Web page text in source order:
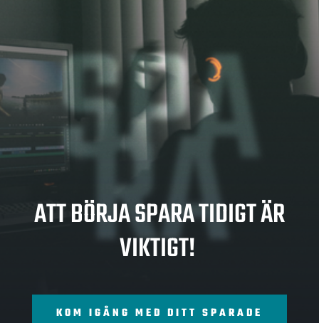
SPA
RA
ATT BÖRJA SPARA TIDIGT ÄR
VIKTIGT!
KOM IGÅNG MED DITT SPARADE